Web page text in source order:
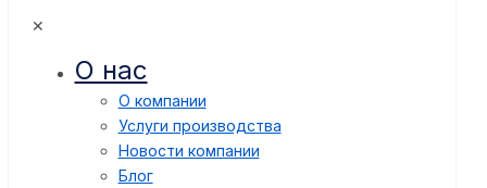
✕
О нас
О компании
Услуги производства
Новости компании
Блог